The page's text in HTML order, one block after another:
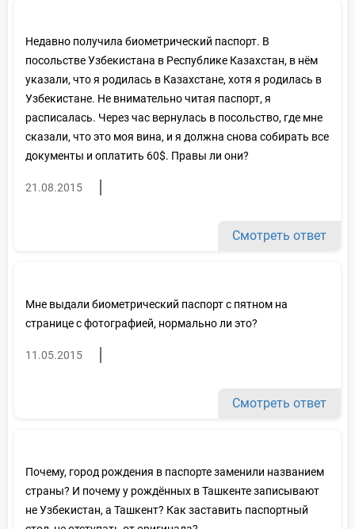
Недавно получила биометрический паспорт. В
посольстве Узбекистана в Республике Казахстан, в нём
указали, что я родилась в Казахстане, хотя я родилась в
Узбекистане. Не внимательно читая паспорт, я
расписалась. Через час вернулась в посольство, где мне
сказали, что это моя вина, и я должна снова собирать все
документы и оплатить 60$. Правы ли они?
21.08.2015
Смотреть ответ
Мне выдали биометрический паспорт с пятном на
странице с фотографией, нормально ли это?
11.05.2015
Смотреть ответ
Почему, город рождения в паспорте заменили названием
страны? И почему у рождённых в Ташкенте записывают
не Узбекистан, а Ташкент? Как заставить паспортный